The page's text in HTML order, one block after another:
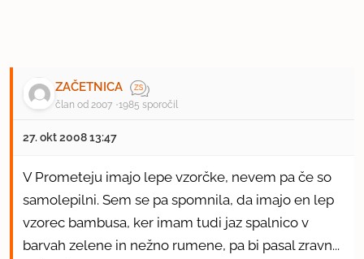
ZAČETNICA
član od 2007 1985 sporočil
27. okt 2008 13:47
V Prometeju imajo lepe vzorčke, nevem pa če so
samolepilni. Sem se pa spomnila, da imajo en lep
vzorec bambusa, ker imam tudi jaz spalnico v
barvah zelene in nežno rumene, pa bi pasal zravn...